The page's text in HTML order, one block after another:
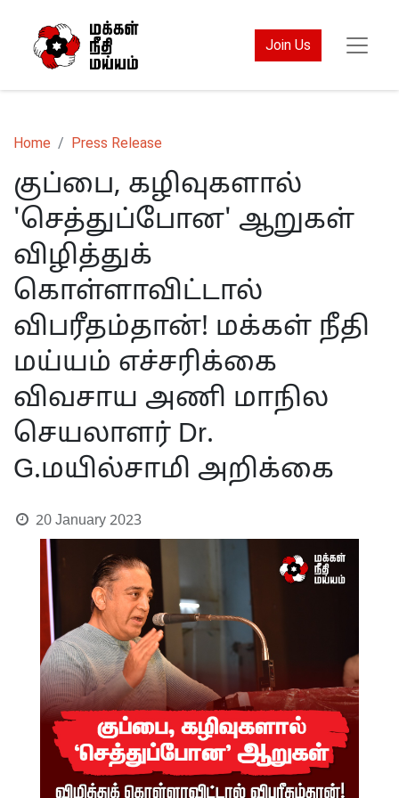
Join Us
Home Press Release
குப்பை, கழிவுகளால்
'செத்துப்போன' ஆறுகள்
விழித்துக்
கொள்ளாவிட்டால்
விபரீதம்தான்! மக்கள் நீதி
மய்யம் எச்சரிக்கை
விவசாய அணி மாநில
செயலாளர் Dr.
G.மயில்சாமி அறிக்கை
20 January 2023